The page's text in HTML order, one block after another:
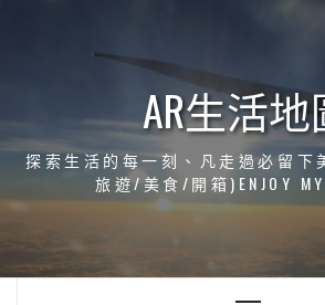
AR生活
探索生活的每一刻、凡走過必留
旅遊/美食/開箱)ENJOY